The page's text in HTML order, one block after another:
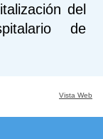
del
de
Vista Web